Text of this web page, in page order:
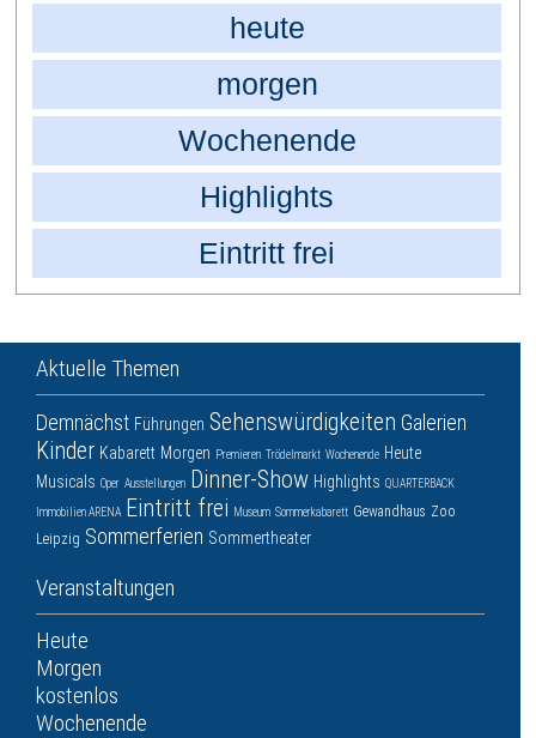
heute
morgen
Wochenende
Highlights
Eintritt frei
Aktuelle Themen
Demnächst Führungen Sehenswürdigkeiten Galerien
Kinder Kabarett Morgen Premieren Trödelmarkt Wochenende Heute
Musicals Oper Ausstellungen Dinner-Show Highlights QUARTERBACK
Immobilien ARENA Eintritt frei Museum Sommerkabarett Gewandhaus Zoo
Leipzig Sommerferien Sommertheater
Veranstaltungen
Heute
Morgen
kostenlos
Wochenende